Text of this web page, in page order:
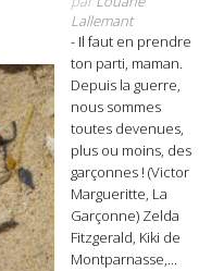
Lallemant
- Il faut en prendre
ton parti, maman.
Depuis la guerre,
nous sommes
toutes devenues,
plus ou moins, des
garçonnes ! (Victor
Margueritte, La
Garçonne) Zelda
Fitzgerald, Kiki de
Montparnasse,...